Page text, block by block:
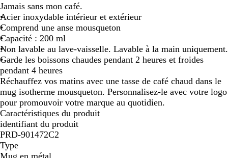
g
e
n
t
Jamais sans mon café.
Acier inoxydable intérieur et extérieur
Comprend une anse mousqueton
Capacité : 200 ml
Non lavable au lave-vaisselle. Lavable à la main uniquement.
Garde les boissons chaudes pendant 2 heures et froides
pendant 4 heures
Réchauffez vos matins avec une tasse de café chaud dans le
mug isotherme mousqueton. Personnalisez-le avec votre logo
pour promouvoir votre marque au quotidien.
Caractéristiques du produit
identifiant du produit
PRD-901472C2
Type
Mug en métal